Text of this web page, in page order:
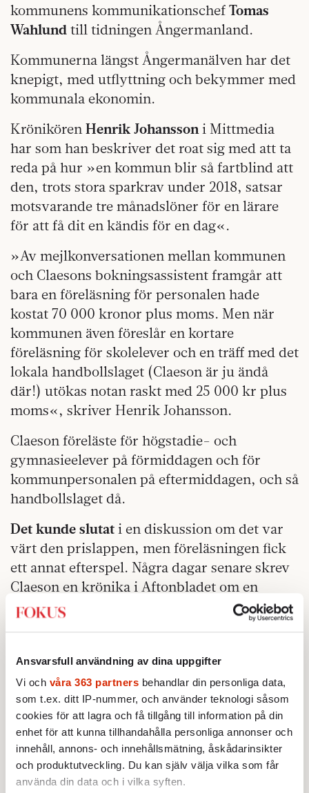
Ansvarsfull användning av dina uppgifter
Vi och våra 363 partners behandlar din personliga data,
som t.ex. ditt IP-nummer, och använder teknologi såsom
cookies för att lagra och få tillgång till information på din
enhet för att kunna tillhandahålla personliga annonser och
innehåll, annons- och innehållsmätning, åskådarinsikter
och produktutveckling. Du kan själv välja vilka som får
använda din data och i vilka syften.
kommunens kommunikationschef Tomas
Wahlund till tidningen Ångermanland.
Kommunerna längst Ångermanälven har det
knepigt, med utflyttning och bekymmer med
kommunala ekonomin.
Krönikören Henrik Johansson i Mittmedia
har som han beskriver det roat sig med att ta
reda på hur »en kommun blir så fartblind att
den, trots stora sparkrav under 2018, satsar
motsvarande tre månadslöner för en lärare
för att få dit en kändis för en dag«.
»Av mejlkonversationen mellan kommunen
och Claesons bokningsassistent framgår att
bara en föreläsning för personalen hade
kostat 70 000 kronor plus moms. Men när
kommunen även föreslår en kortare
föreläsning för skolelever och en träff med det
lokala handbollslaget (Claeson är ju ändå
där!) utökas notan raskt med 25 000 kr plus
moms«, skriver Henrik Johansson.
Claeson föreläste för högstadie- och
gymnasieelever på förmiddagen och för
kommunpersonalen på eftermiddagen, och så
handbollslaget då.
Det kunde slutat i en diskussion om det var
värt den prislappen, men föreläsningen fick
ett annat efterspel. Några dagar senare skrev
Claeson en krönika i Aftonbladet om en
föreläsning för högstadie- och
gymnasieelever som spårat ur. Där killar sagt
andra har uttryckt grov homofobi och
plötsligt ska någon skrikit att »Emma är en
jävla hora«.
– Jag tycker att hon förstärker situationen. Vi
vuxna som var där känner inte igen oss i den
kraftfulla beskrivningen, säger rektorn för